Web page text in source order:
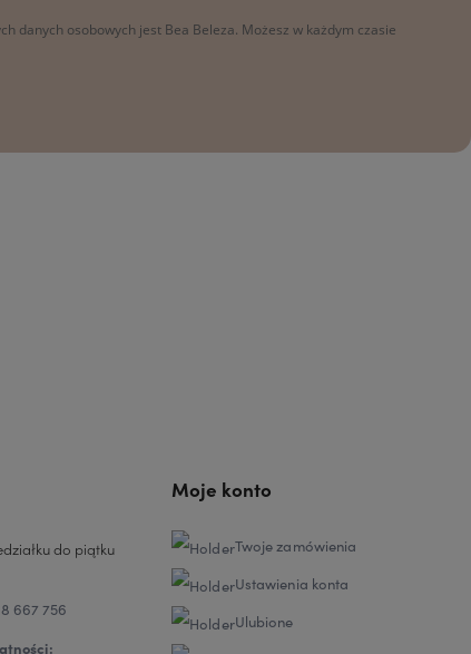
do piątku
667 756
Moje konto
Twoje zamówienia
Ustawienia konta
Ulubione